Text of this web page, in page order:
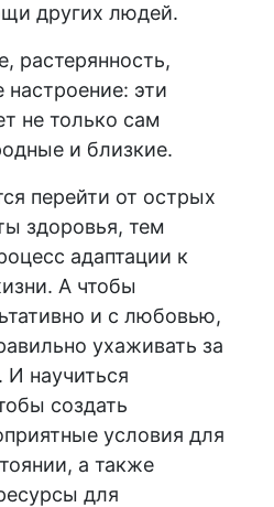
других людей.
растерянность,
настроение: эти
не только сам
и близкие.
перейти от острых
здоровья, тем
адаптации к
А чтобы
и с любовью,
ухаживать за
научиться
создать
условия для
а также
для